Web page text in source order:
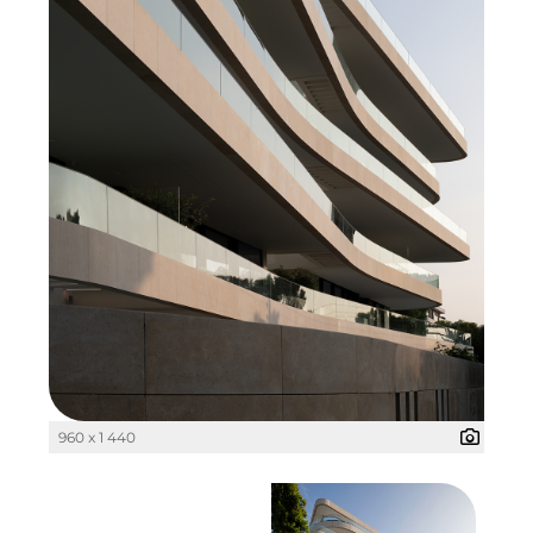
Quartier am Bahnhof Taufkirchen
R&S Immobilienmanagement GmbH
RE/MAX Germany
Rock Capital Group
Schwaiger Group
Scrivo Communications
The Q
960 x 1 440